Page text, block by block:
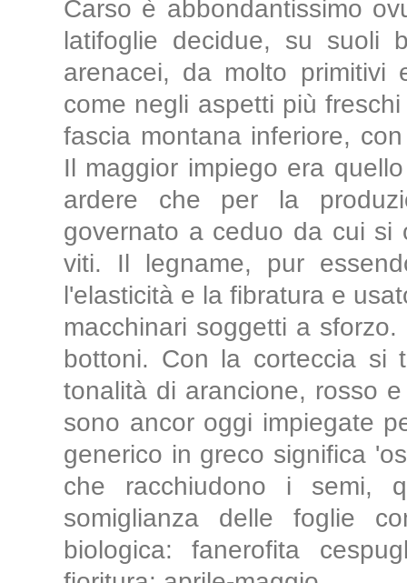
Carso è abbondantissimo
latifoglie decidue, su suoli
arenacei, da molto primitivi
come negli aspetti più
fascia montana inferiore,
Il maggior impiego era
ardere che per la
governato a ceduo da cui si
viti. Il legname, pur
l'elasticità e la fibratura e
macchinari soggetti a
bottoni. Con la corteccia si
tonalità di arancione, rosso
sono ancor oggi impiegate
generico in greco significa
che racchiudono i semi,
somiglianza delle foglie
biologica: fanerofita